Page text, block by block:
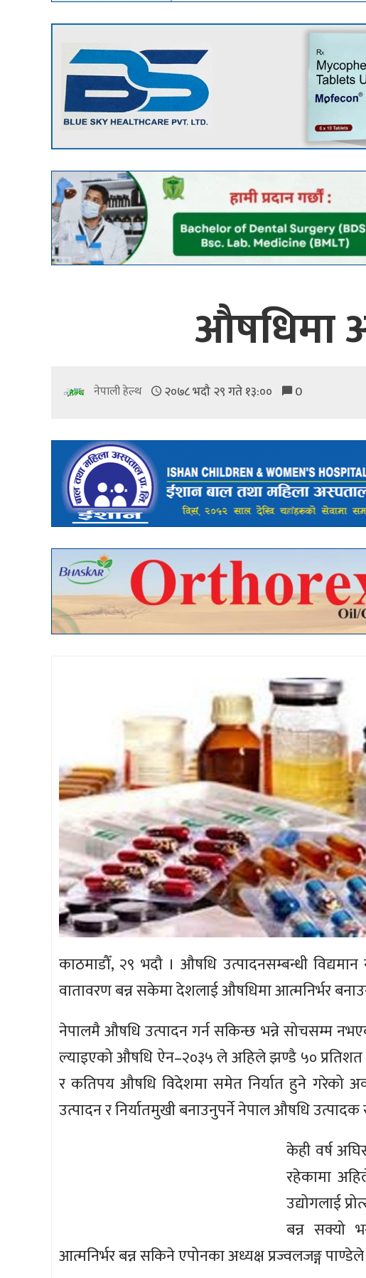
औषधिमा
नेपाली हेल्थ २०७८ भदौ २९ गते १३:०० 0
काठमाडौँ, २९ भदौ । औषधि उत्पादनसम्बन्धी
वातावरण बन्न सकेमा देशलाई औषधिमा आत्मनिर्भर
नेपालमै औषधि उत्पादन गर्न सकिन्छ भन्ने सोचसम्म
ल्याइएको औषधि ऐन–२०३५ ले अहिले झण्डै ५० प्रतिशत
र कतिपय औषधि विदेशमा समेत निर्यात हुने गरेको
उत्पादन र निर्यातमुखी बनाउनुपर्ने नेपाल औषधि
केही वर्ष
रहेकामा
उद्योगलाई
बन्न सक्यो
आत्मनिर्भर बन्न सकिने एपोनका अध्यक्ष प्रज्वलजङ्ग